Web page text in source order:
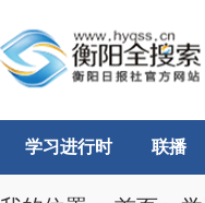
学习进行时 联播